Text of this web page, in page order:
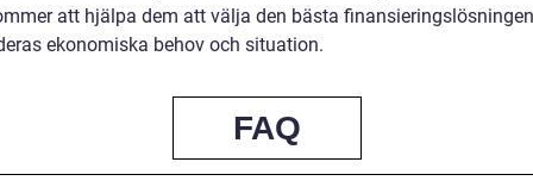
att hjälpa dem att välja den bästa
ekonomiska behov och situation.
FAQ